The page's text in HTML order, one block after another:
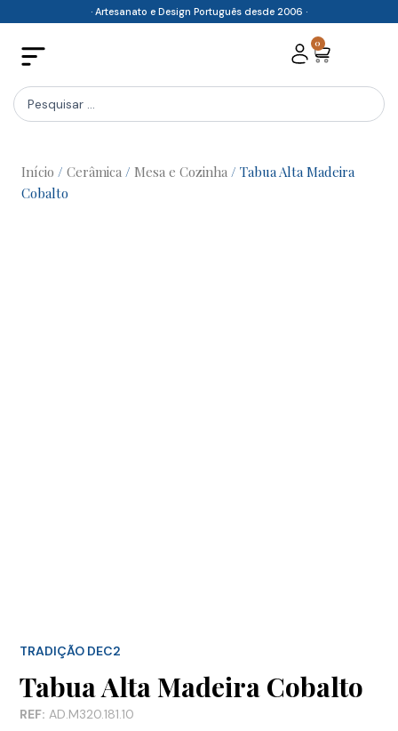
content
· Artesanato e Design Português desde 2006 ·
0
Cart
Search
...
Início / Cerâmica / Mesa e Cozinha / Tabua Alta Madeira
Cobalto
TRADIÇÃO DEC2
Tabua Alta Madeira Cobalto
REF: AD.M320.181.10